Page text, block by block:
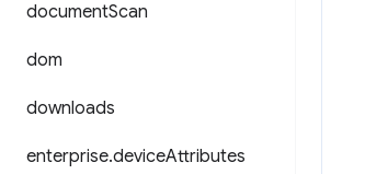
documentScan
dom
downloads
enterprise.deviceAttributes